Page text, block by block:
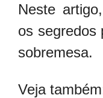
Neste
os segredos
sobremesa.
Veja